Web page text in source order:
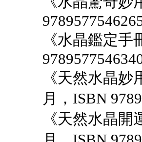
《水晶鑑定
《天然水晶
月，ISBN
《天然水晶